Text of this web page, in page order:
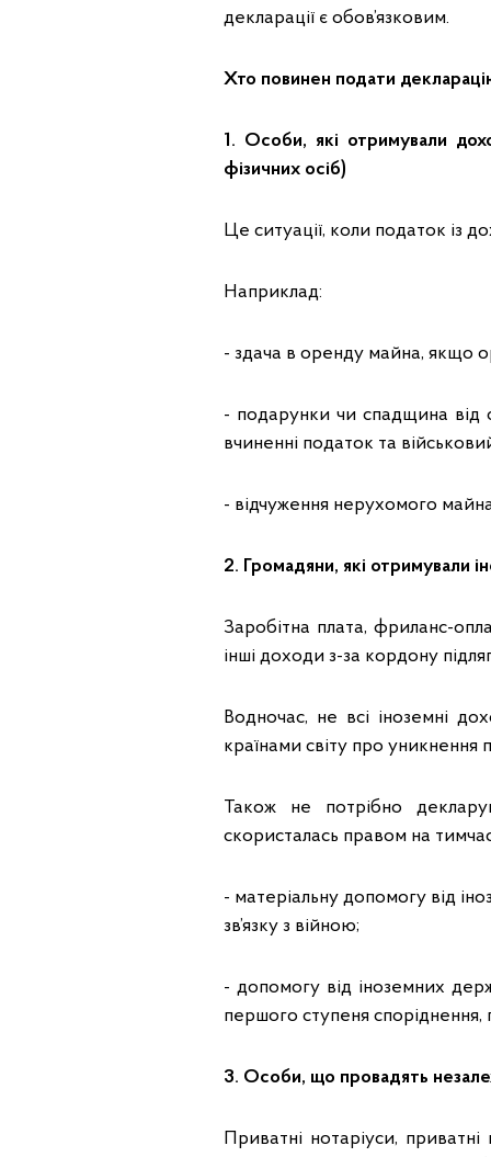
декларації є обов’язковим.
Хто повинен подати
1. Особи, які отримували
фізичних осіб)
Це ситуації, коли податок із
Наприклад:
- здача в оренду майна, якщо
- подарунки чи спадщина від
вчиненні податок та
- відчуження нерухомого
2. Громадяни, які отримували
Заробітна плата, фриланс-
інші доходи з-за кордону
Водночас, не всі іноземні
країнами світу про уникнення
Також не потрібно
скористалась правом на
- матеріальну допомогу від
зв’язку з війною;
- допомогу від іноземних
першого ступеня споріднення,
3. Особи, що провадять
Приватні нотаріуси,